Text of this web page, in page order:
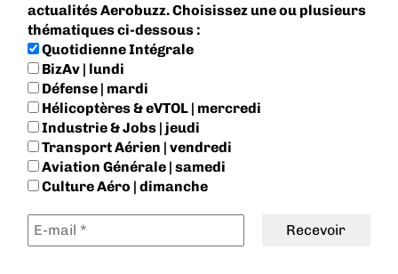
actualités Aerobuzz. Choisissez une ou plusieurs
thématiques ci-dessous :
Quotidienne Intégrale
BizAv | lundi
Défense | mardi
Hélicoptères & eVTOL | mercredi
Industrie & Jobs | jeudi
Transport Aérien | vendredi
Aviation Générale | samedi
Culture Aéro | dimanche